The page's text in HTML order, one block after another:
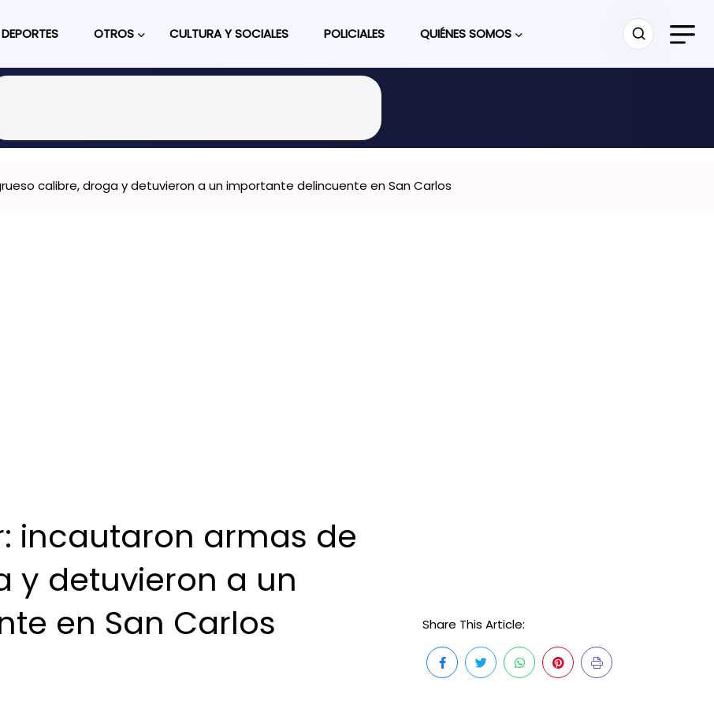
DEPORTES OTROS CULTURA Y SOCIALES POLICIALES QUIÉNES SOMOS
calibre, droga y detuvieron a un importante delincuente en San Carlos
incautaron armas de
y detuvieron a un
en San Carlos
Share This Article: